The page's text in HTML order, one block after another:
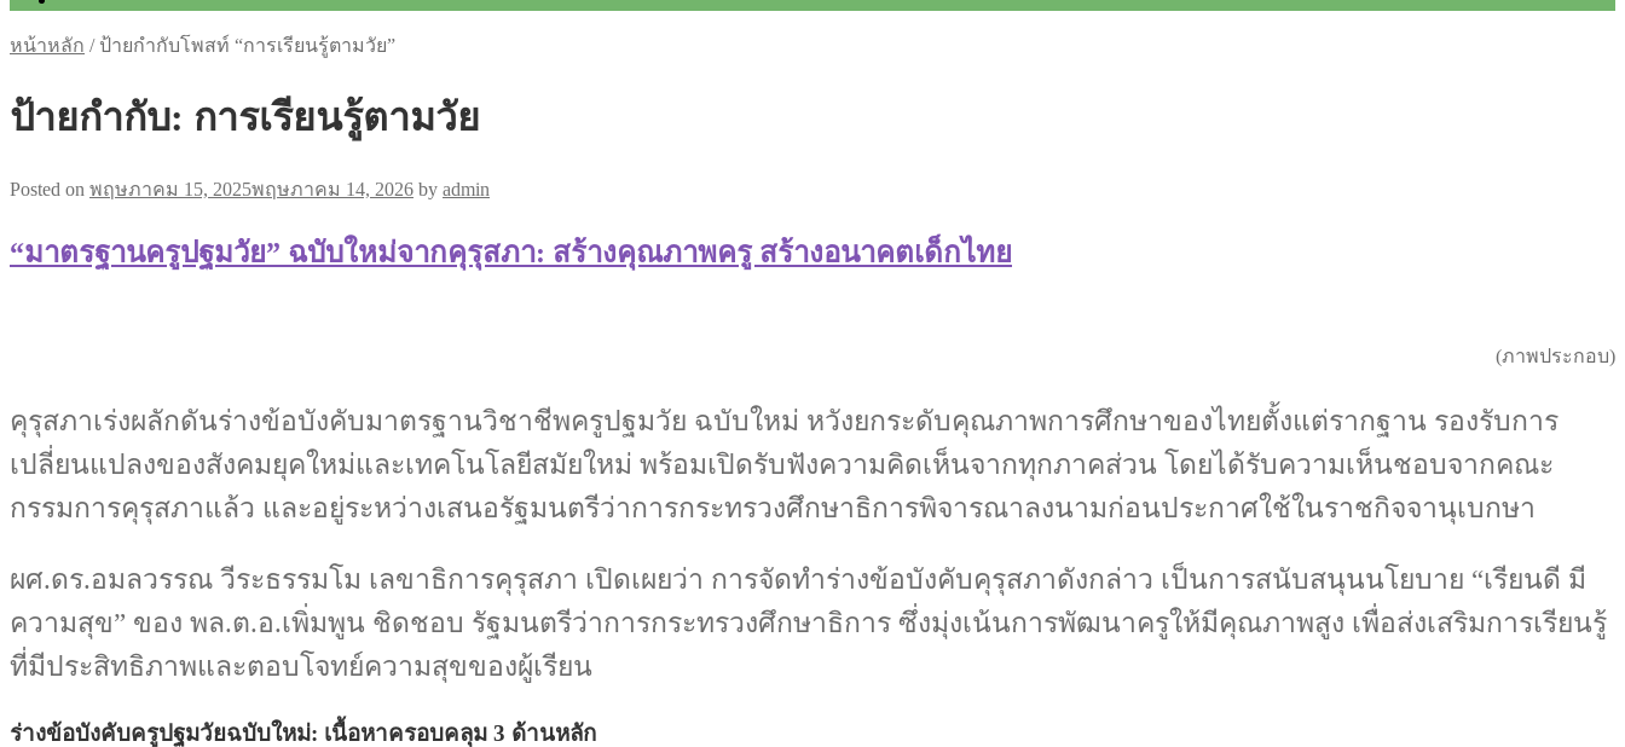
หน้าหลัก / ป้ายกำกับโพสท์ “การเรียนรู้ตามวัย”
ป้ายกำกับ: การเรียนรู้ตามวัย
Posted on พฤษภาคม 15, 2025พฤษภาคม 14, 2026 by admin
“มาตรฐานครูปฐมวัย” ฉบับใหม่จากคุรุสภา: สร้างคุณภาพครู สร้างอนาคตเด็กไทย
(ภาพประกอบ)
คุรุสภาเร่งผลักดันร่างข้อบังคับมาตรฐานวิชาชีพครูปฐมวัย ฉบับใหม่ หวังยกระดับคุณภาพการศึกษาของไทยตั้งแต่รากฐาน รองรับการ
เปลี่ยนแปลงของสังคมยุคใหม่และเทคโนโลยีสมัยใหม่ พร้อมเปิดรับฟังความคิดเห็นจากทุกภาคส่วน โดยได้รับความเห็นชอบจากคณะ
กรรมการคุรุสภาแล้ว และอยู่ระหว่างเสนอรัฐมนตรีว่าการกระทรวงศึกษาธิการพิจารณาลงนามก่อนประกาศใช้ในราชกิจจานุเบกษา
ผศ.ดร.อมลวรรณ วีระธรรมโม เลขาธิการคุรุสภา เปิดเผยว่า การจัดทำร่างข้อบังคับคุรุสภาดังกล่าว เป็นการสนับสนุนนโยบาย “เรียนดี มี
ความสุข” ของ พล.ต.อ.เพิ่มพูน ชิดชอบ รัฐมนตรีว่าการกระทรวงศึกษาธิการ ซึ่งมุ่งเน้นการพัฒนาครูให้มีคุณภาพสูง เพื่อส่งเสริมการเรียนรู้
ที่มีประสิทธิภาพและตอบโจทย์ความสุขของผู้เรียน
ร่างข้อบังคับครูปฐมวัยฉบับใหม่: เนื้อหาครอบคลุม 3 ด้านหลัก